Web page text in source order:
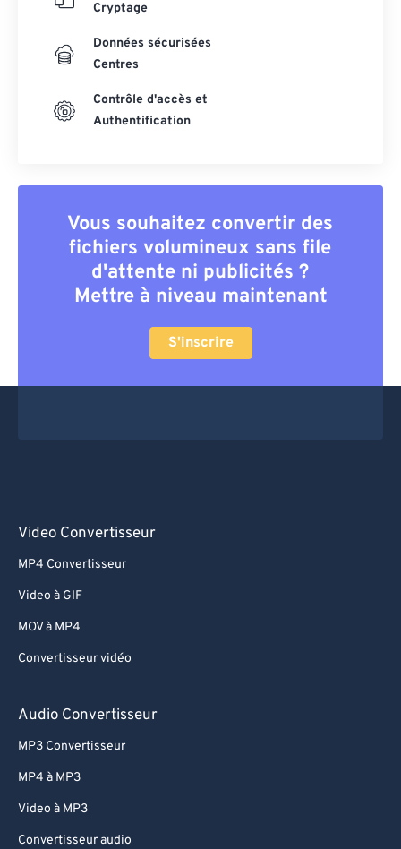
Cryptage
Données sécurisées
Centres
Contrôle d'accès et
Authentification
Vous souhaitez convertir des
fichiers volumineux sans file
d'attente ni publicités ?
Mettre à niveau maintenant
S'inscrire
Video Convertisseur
MP4 Convertisseur
Video à GIF
MOV à MP4
Convertisseur vidéo
Audio Convertisseur
MP3 Convertisseur
MP4 à MP3
Video à MP3
Convertisseur audio